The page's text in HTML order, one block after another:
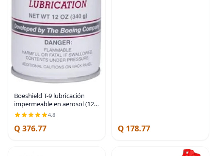
Boeshield T-9 lubricación
impermeable en aerosol (12
oz)
4.8
Q 376.77 Q 178.77